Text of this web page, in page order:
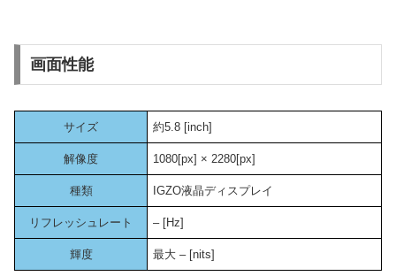
画面性能
サイズ 約5.8 [inch]
解像度 1080[px] × 2280[px]
種類 IGZO液晶ディスプレイ
リフレッシュレート – [Hz]
輝度 最大 – [nits]